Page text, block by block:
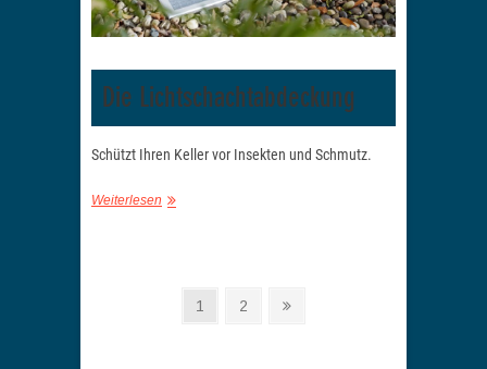
Die Lichtschachtabdeckung
Schützt Ihren Keller vor Insekten und Schmutz.
Weiterlesen
Seitennummerierung
Seite
1 Seite
2
Nächste